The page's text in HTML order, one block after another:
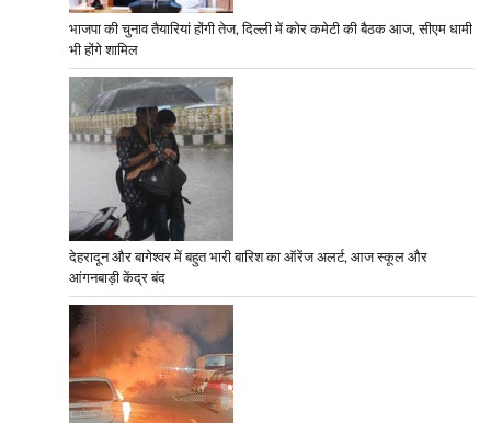
भाजपा की चुनाव तैयारियां होंगी तेज, दिल्ली में कोर कमेटी की बैठक आज, सीएम धामी
भी होंगे शामिल
देहरादून और बागेश्वर में बहुत भारी बारिश का ऑरेंज अलर्ट, आज स्कूल और
आंगनबाड़ी केंद्र बंद